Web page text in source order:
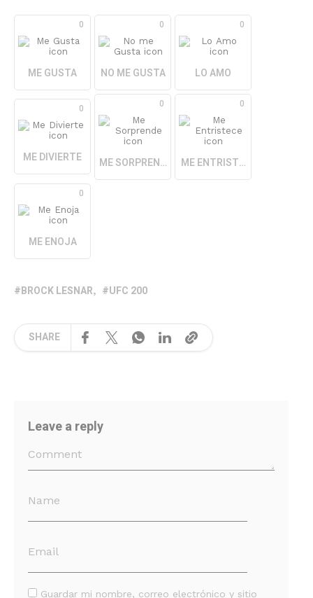
0
ME GUSTA
0
NO ME GUSTA
0
LO AMO
0
ME DIVIERTE
0
ME SORPRENDE
0
ME ENTRISTECE
0
ME ENOJA
BROCK LESNAR UFC 200
SHARE
Leave a reply
Guardar mi nombre, correo electrónico y sitio